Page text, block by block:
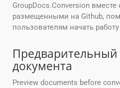
GroupDocs.Conversion
размещенными на Github,
пользователям начать
документа
Preview documents before